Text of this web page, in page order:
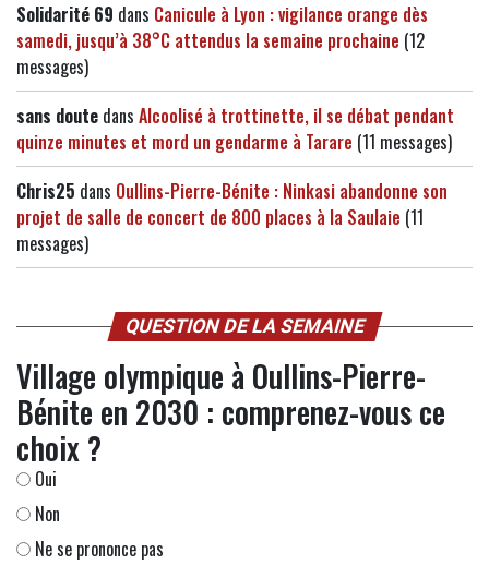
Solidarité 69 dans Canicule à Lyon : vigilance orange dès
samedi, jusqu’à 38°C attendus la semaine prochaine (12
messages)
sans doute dans Alcoolisé à trottinette, il se débat pendant
quinze minutes et mord un gendarme à Tarare (11 messages)
Chris25 dans Oullins-Pierre-Bénite : Ninkasi abandonne son
projet de salle de concert de 800 places à la Saulaie (11
messages)
QUESTION DE LA SEMAINE
Village olympique à Oullins-Pierre-
Bénite en 2030 : comprenez-vous ce
choix ?
Oui
Non
Ne se prononce pas